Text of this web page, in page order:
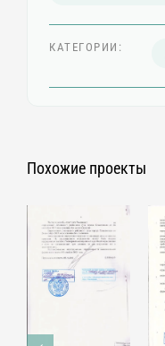
КАТЕГОРИИ:
Похожие проекты